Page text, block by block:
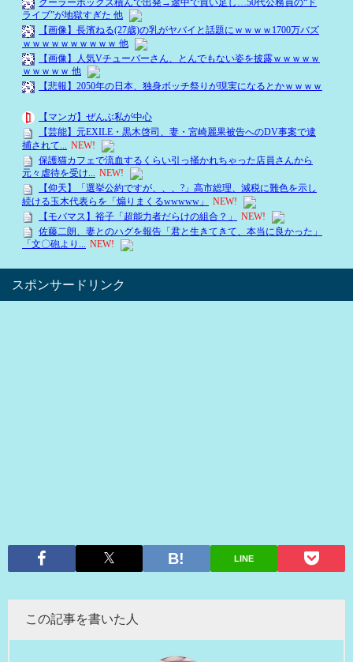
スポンサードリンク
LINE
この記事を書いた人